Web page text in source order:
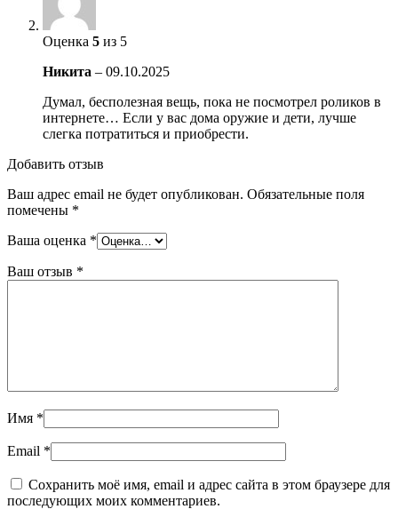
Оценка 5 из 5
Никита – 09.10.2025
Думал, бесполезная вещь, пока не посмотрел роликов в
интернете… Если у вас дома оружие и дети, лучше
слегка потратиться и приобрести.
Добавить отзыв
Ваш адрес email не будет опубликован. Обязательные поля
помечены *
Ваша оценка *
Ваш отзыв *
Имя *
Email *
Сохранить моё имя, email и адрес сайта в этом браузере для
последующих моих комментариев.